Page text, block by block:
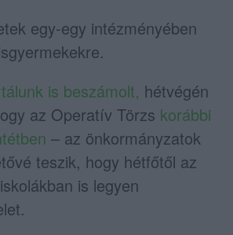
egy-egy intézményében
is beszámolt, hétvégén
az Operatív Törzs korábbi
– az önkormányzatok
teszik, hogy hétfőtől az
is legyen